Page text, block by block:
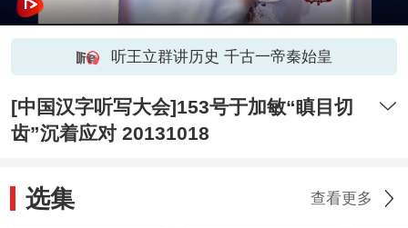
听王立群讲历史 千古一帝秦始皇
[中国汉字听写大会]153号于加敏“瞋目切
齿”沉着应对 20131018
选集 查看更多